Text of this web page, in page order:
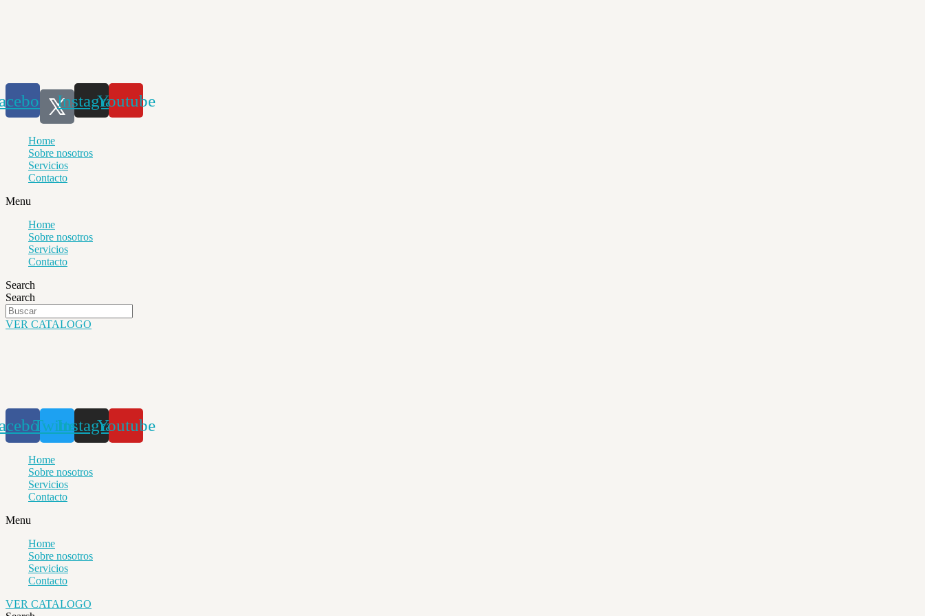
InstagramYoutube
Home
Sobre nosotros
Servicios
Contacto
Menu
Home
Sobre nosotros
Servicios
Contacto
Search
Search
VER CATALOGO
TwitterInstagramYoutube
Home
Sobre nosotros
Servicios
Contacto
Menu
Home
Sobre nosotros
Servicios
Contacto
VER CATALOGO